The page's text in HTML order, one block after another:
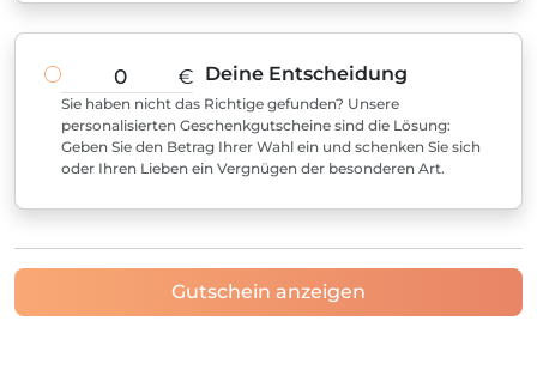
€ Deine Entscheidung
Sie haben nicht das Richtige gefunden? Unsere
personalisierten Geschenkgutscheine sind die Lösung:
Geben Sie den Betrag Ihrer Wahl ein und schenken Sie sich
oder Ihren Lieben ein Vergnügen der besonderen Art.
Gutschein anzeigen